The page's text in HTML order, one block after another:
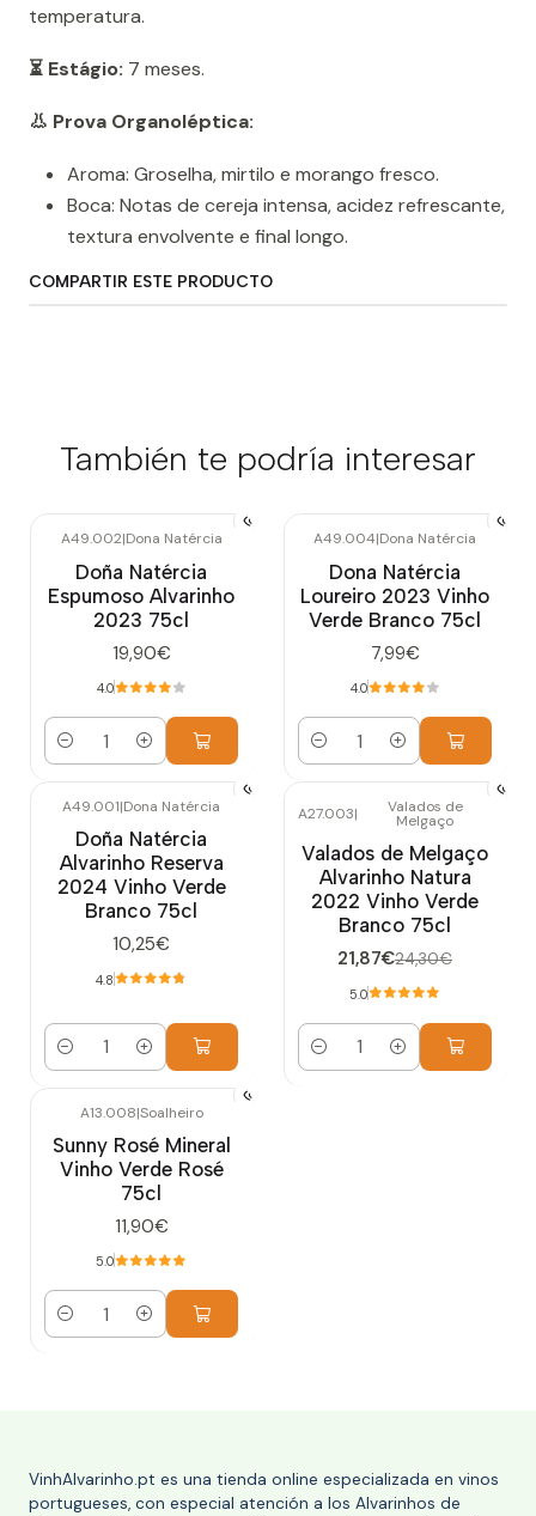
temperatura.
⏳ Estágio: 7 meses.
👃 Prova Organoléptica:
Aroma: Groselha, mirtilo e morango fresco.
Boca: Notas de cereja intensa, acidez refrescante,
textura envolvente e final longo.
COMPARTIR ESTE PRODUCTO
También te podría interesar
A49.002|Dona Natércia
Doña Natércia
Espumoso Alvarinho
2023 75cl
19,90€
4.0
Cantidad
A49.004|Dona Natércia
Dona Natércia
Loureiro 2023 Vinho
Verde Branco 75cl
7,99€
4.0
Cantidad
A49.001|Dona Natércia
Doña Natércia
Alvarinho Reserva
2024 Vinho Verde
Branco 75cl
10,25€
4.8
Cantidad
-10%OFF
A27.003| Valados de
Melgaço
Valados de Melgaço
Alvarinho Natura
2022 Vinho Verde
Branco 75cl
21,87€24,30€
5.0
Cantidad
A13.008|Soalheiro
Sunny Rosé Mineral
Vinho Verde Rosé
75cl
11,90€
5.0
Cantidad
VinhAlvarinho.pt es una tienda online especializada en vinos
portugueses, con especial atención a los Alvarinhos de